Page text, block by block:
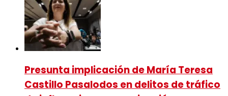
Presunta implicación de María Teresa
Castillo Pasalodos en delitos de tráfico